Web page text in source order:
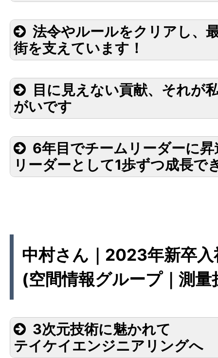
法令やルールをクリアし、
街を支えています！
目に見えない貢献、それが
がいです
6年目でチームリーダーに昇
リーダーとして1歩ずつ成長で
中村さん｜2023年新卒入
(空間情報グループ｜測量
3次元技術に魅かれて
テイケイエンジニアリングへ